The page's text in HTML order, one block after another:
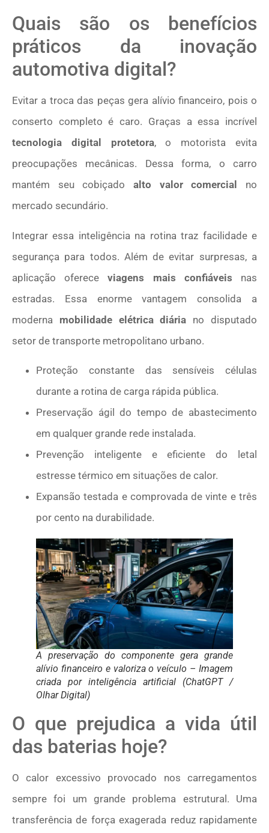
Quais são os benefícios
práticos da inovação
automotiva digital?
Evitar a troca das peças gera alívio financeiro, pois o
conserto completo é caro. Graças a essa incrível
tecnologia digital protetora, o motorista evita
preocupações mecânicas. Dessa forma, o carro
mantém seu cobiçado alto valor comercial
no
mercado secundário.
Integrar essa inteligência na rotina traz facilidade e
segurança para todos. Além de evitar surpresas, a
aplicação ofereceviagens mais confiáveis nas
estradas. Essa enorme vantagem consolida a
moderna mobilidade elétrica diária no disputado
setor de transporte metropolitano urbano.
Proteção constante das sensíveis células
durante a rotina de carga rápida pública.
Preservação ágil do tempo de abastecimento
em qualquer grande rede instalada.
Prevenção inteligente e eficiente do letal
estresse térmico em situações de calor.
Expansão testada e comprovada de vinte e três
por cento na durabilidade.
A preservação do componente gera grande
alívio financeiro e valoriza o veículo – Imagem
criada por inteligência artificial (ChatGPT /
Olhar Digital)
O que prejudica a vida útil
das baterias hoje?
O calor excessivo provocado nos carregamentos
sempre foi um grande problema estrutural. Uma
transferência de força exagerada reduz rapidamente